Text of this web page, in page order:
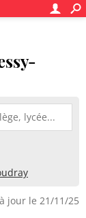
jour le 21/11/25